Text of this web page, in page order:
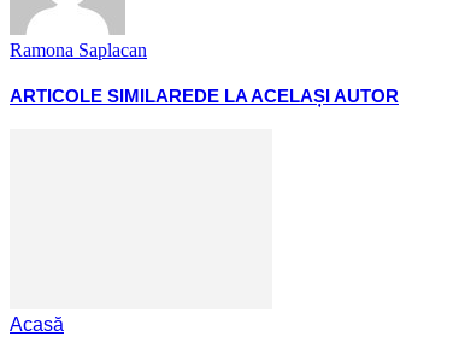
Ramona Saplacan
ARTICOLE SIMILAREDE LA ACELAȘI AUTOR
Acasă